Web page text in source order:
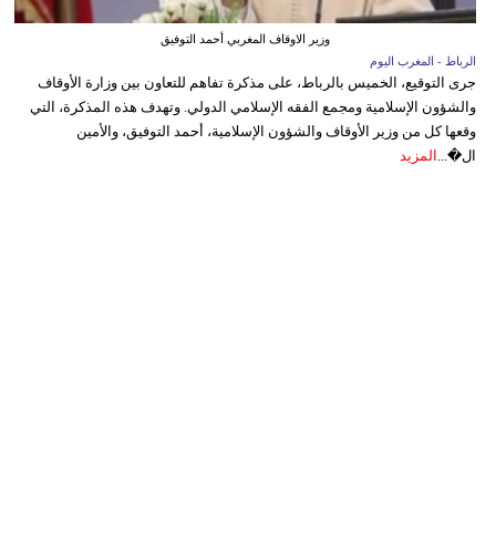
وزير الاوقاف المغربي أحمد التوفيق
الرباط - المغرب اليوم
جرى التوقيع، الخميس بالرباط، على مذكرة تفاهم للتعاون بين وزارة الأوقاف
والشؤون الإسلامية ومجمع الفقه الإسلامي الدولي. وتهدف هذه المذكرة، التي
وقعها كل من وزير الأوقاف والشؤون الإسلامية، أحمد التوفيق، والأمين
ال�... المزيد